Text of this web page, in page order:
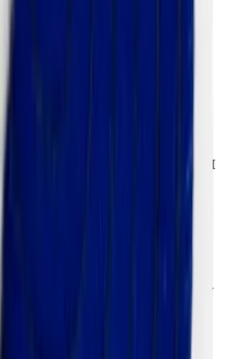
SP выполнен из
с креплением Velcro
работы с
другими средствами для
таких как
овчины, диск
поверхности,
агрессивному
разводов и создавая